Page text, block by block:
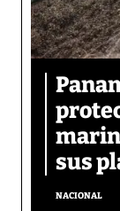
sus
NACIONAL